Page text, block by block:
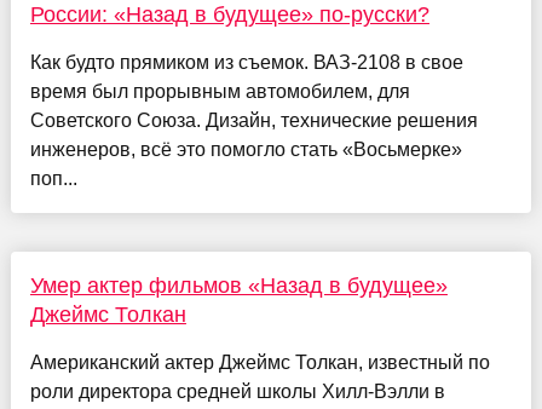
России: «Назад в будущее» по-русски?
Как будто прямиком из съемок. ВАЗ-2108 в свое
время был прорывным автомобилем, для
Советского Союза. Дизайн, технические решения
инженеров, всё это помогло стать «Восьмерке»
поп...
Умер актер фильмов «Назад в будущее»
Джеймс Толкан
Американский актер Джеймс Толкан, известный по
роли директора средней школы Хилл-Вэлли в